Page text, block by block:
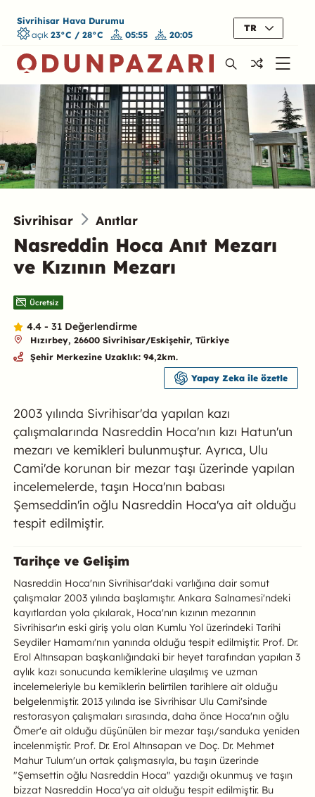
Sivrihisar Hava Durumu
açık 23°C / 28°C 05:55 20:05
TR
Sivrihisar Anıtlar
Nasreddin Hoca Anıt Mezarı
ve Kızının Mezarı
2003 yılında Sivrihisar'da yapılan kazı
çalışmalarında Nasreddin Hoca'nın kızı Hatun'un
mezarı ve kemikleri bulunmuştur. Ayrıca, Ulu
Cami'de korunan bir mezar taşı üzerinde yapılan
incelemelerde, taşın Hoca'nın babası
Şemseddin'in oğlu Nasreddin Hoca'ya ait olduğu
tespit edilmiştir.
Ücretsiz
4.4 - 31 Değerlendirme
Hızırbey, 26600 Sivrihisar/Eskişehir, Türkiye
Şehir Merkezine Uzaklık: 94,2km.
Yapay Zeka ile özetle
Nasreddin Hoca Anıt Mezarı ve
Tarihçe ve Gelişim
Nasreddin Hoca'nın Sivrihisar'daki varlığına dair somut
çalışmalar 2003 yılında başlamıştır. Ankara Salnamesi'ndeki
kayıtlardan yola çıkılarak, Hoca'nın kızının mezarının
Sivrihisar'ın eski giriş yolu olan Kumlu Yol üzerindeki Tarihi
Seydiler Hamamı'nın yanında olduğu tespit edilmiştir. Prof. Dr.
Erol Altınsapan başkanlığındaki bir heyet tarafından yapılan 3
aylık kazı sonucunda kemiklerine ulaşılmış ve uzman
incelemeleriyle bu kemiklerin belirtilen tarihlere ait olduğu
belgelenmiştir. 2013 yılında ise Sivrihisar Ulu Cami'sinde
restorasyon çalışmaları sırasında, daha önce Hoca'nın oğlu
Ömer'e ait olduğu düşünülen bir mezar taşı/sanduka yeniden
incelenmiştir. Prof. Dr. Erol Altınsapan ve Doç. Dr. Mehmet
Mahur Tulum'un ortak çalışmasıyla, bu taşın üzerinde
"Şemsettin oğlu Nasreddin Hoca" yazdığı okunmuş ve taşın
bizzat Nasreddin Hoca'ya ait olduğu tespit edilmiştir. Bu